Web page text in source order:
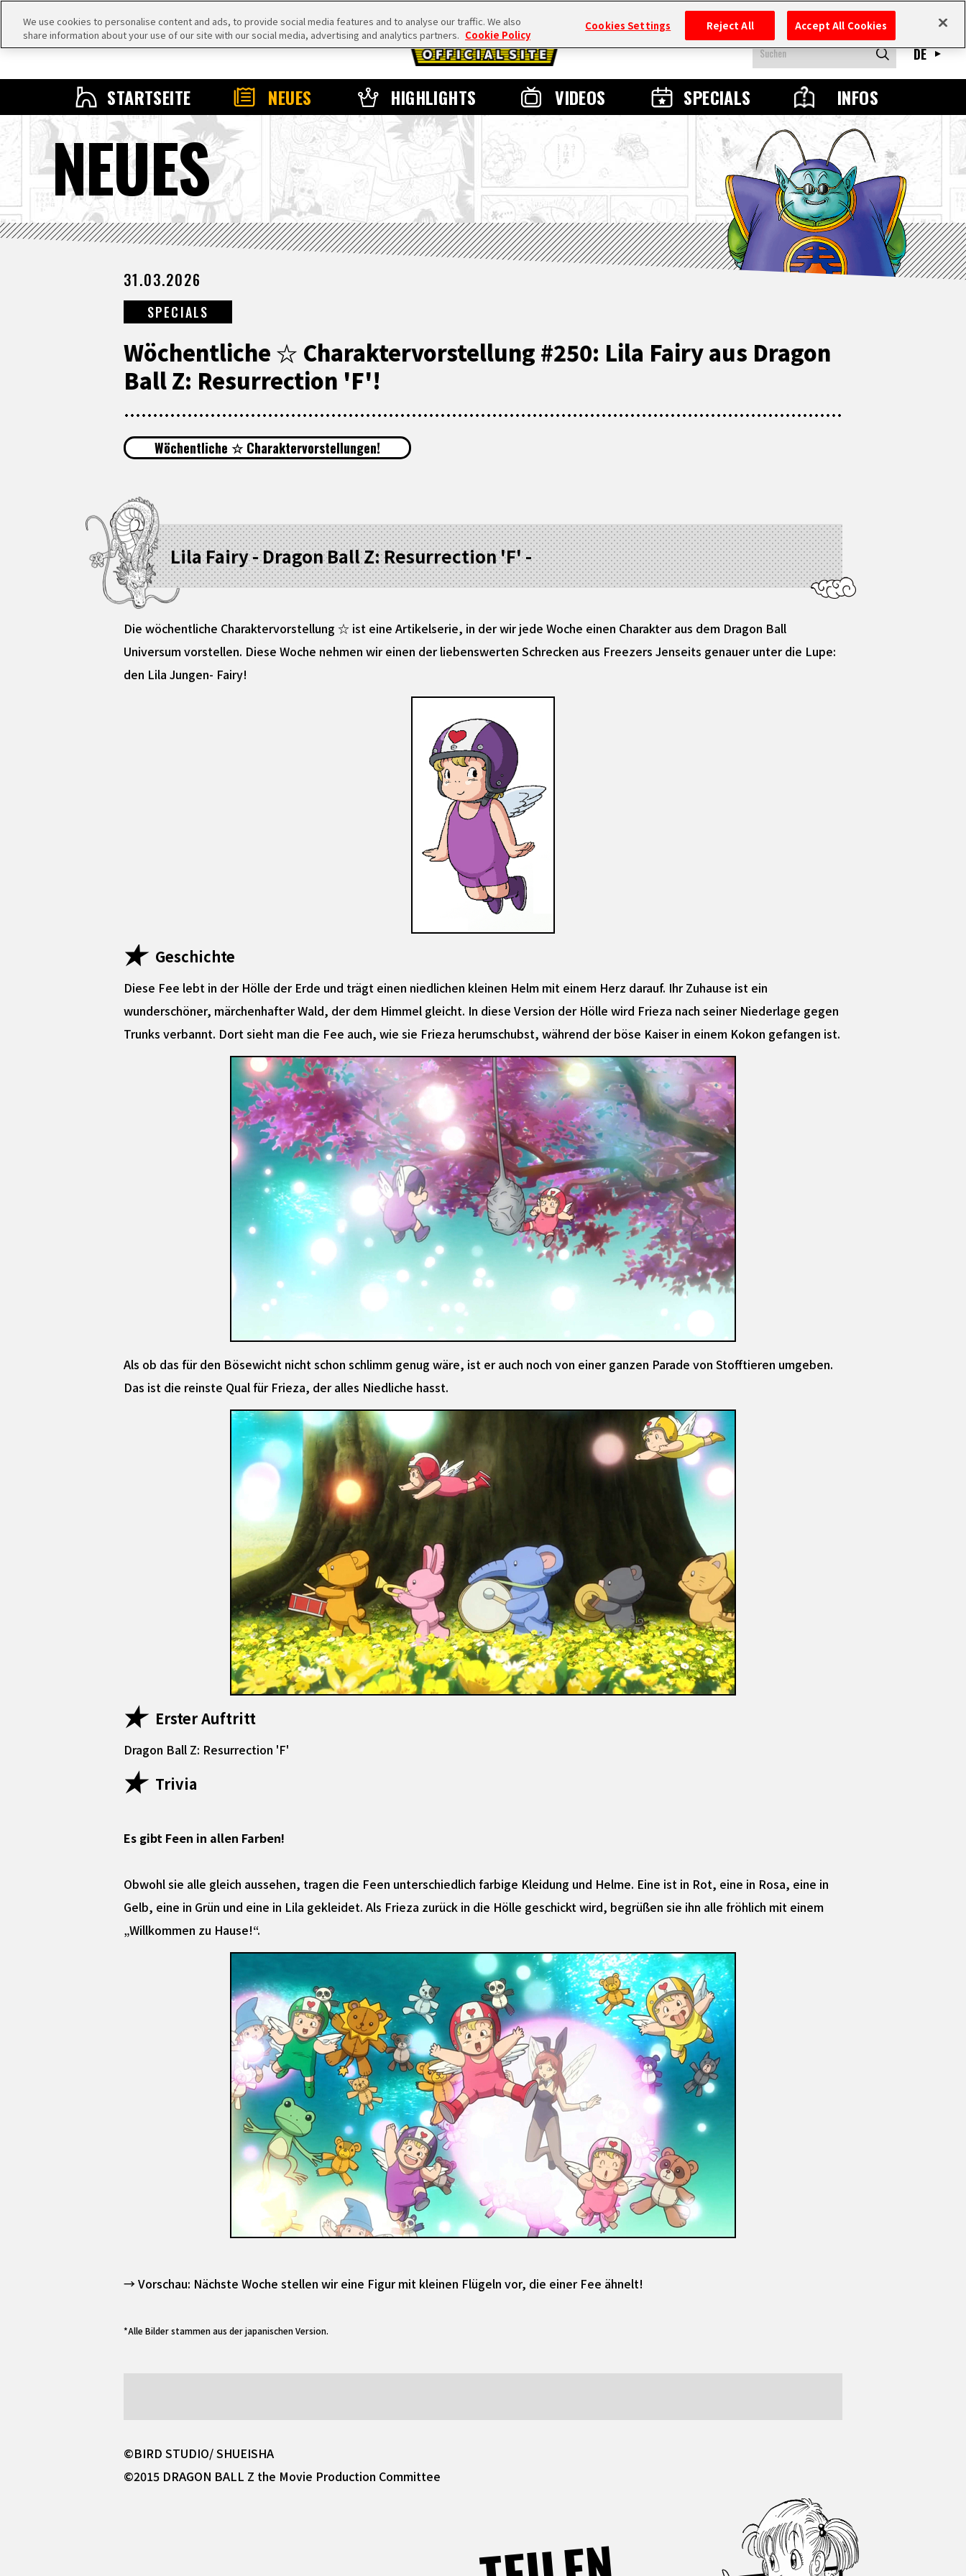
STARTSEITE NEUES HIGHLIGHTS VIDEOS SPECIALS INFOS
DE
NEUES
31.03.2026
SPECIALS
Wöchentliche ☆ Charaktervorstellung #250: Lila Fairy aus Dragon
Ball Z: Resurrection 'F'!
Wöchentliche ☆ Charaktervorstellungen!
Lila Fairy - Dragon Ball Z: Resurrection 'F' -
Die wöchentliche Charaktervorstellung ☆ ist eine Artikelserie, in der wir jede Woche einen Charakter aus dem Dragon Ball
Universum vorstellen. Diese Woche nehmen wir einen der liebenswerten Schrecken aus Freezers Jenseits genauer unter die Lupe:
den Lila Jungen- Fairy!
Geschichte
Diese Fee lebt in der Hölle der Erde und trägt einen niedlichen kleinen Helm mit einem Herz darauf. Ihr Zuhause ist ein
wunderschöner, märchenhafter Wald, der dem Himmel gleicht. In diese Version der Hölle wird Frieza nach seiner Niederlage gegen
Trunks verbannt. Dort sieht man die Fee auch, wie sie Frieza herumschubst, während der böse Kaiser in einem Kokon gefangen ist.
Als ob das für den Bösewicht nicht schon schlimm genug wäre, ist er auch noch von einer ganzen Parade von Stofftieren umgeben.
Das ist die reinste Qual für Frieza, der alles Niedliche hasst.
Erster Auftritt
Dragon Ball Z: Resurrection 'F'
Trivia
Es gibt Feen in allen Farben!
Obwohl sie alle gleich aussehen, tragen die Feen unterschiedlich farbige Kleidung und Helme. Eine ist in Rot, eine in Rosa, eine in
Gelb, eine in Grün und eine in Lila gekleidet. Als Frieza zurück in die Hölle geschickt wird, begrüßen sie ihn alle fröhlich mit einem
„Willkommen zu Hause!“.
→ Vorschau: Nächste Woche stellen wir eine Figur mit kleinen Flügeln vor, die einer Fee ähnelt!
*Alle Bilder stammen aus der japanischen Version.
©BIRD STUDIO/ SHUEISHA
©2015 DRAGON BALL Z the Movie Production Committee
We use cookies to personalise content and ads, to provide social media features and to analyse our traffic. We also
share information about your use of our site with our social media, advertising and analytics partners. Cookie Policy
Cookies Settings Reject All Accept All Cookies